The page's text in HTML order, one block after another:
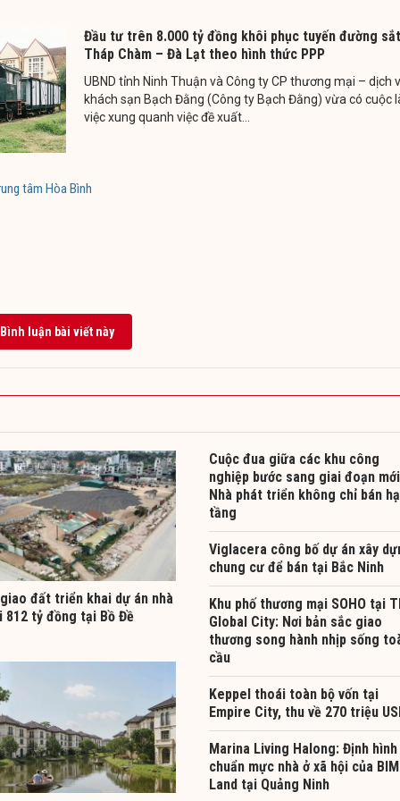
Đầu tư trên 8.000 tỷ đồng khôi phục tuyến đường sắt
Tháp Chàm – Đà Lạt theo hình thức PPP
UBND tỉnh Ninh Thuận và Công ty CP thương mại – dịch
khách sạn Bạch Đằng (Công ty Bạch Đằng) vừa có cuộc
việc xung quanh việc đề xuất...
tâm Hòa Bình
Bình luận bài viết này
đất triển khai dự án nhà
812 tỷ đồng tại Bồ Đề
Cuộc đua giữa các khu công
nghiệp bước sang giai đoạn
Nhà phát triển không chỉ bán hạ
tầng
Viglacera công bố dự án xây
chung cư để bán tại Bắc Ninh
Khu phố thương mại SOHO tại
Global City: Nơi bản sắc giao
thương song hành nhịp sống
cầu
Keppel thoái toàn bộ vốn tại
Empire City, thu về 270 triệu
Marina Living Halong: Định hình
chuẩn mực nhà ở xã hội của BIM
Land tại Quảng Ninh